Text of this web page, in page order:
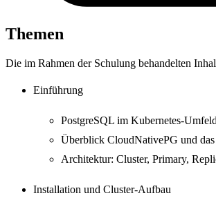
Themen
Die im Rahmen der Schulung behandelten
Einführung
PostgreSQL im Kubernetes-Umfeld
Überblick CloudNativePG und das
Architektur: Cluster, Primary,
Installation und Cluster-Aufbau